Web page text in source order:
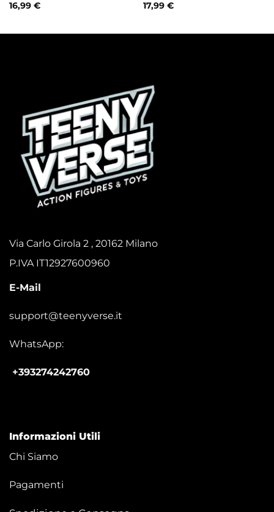
16,99 €
17,99 €
Via Carlo Girola 2 , 20162 Milano
P.IVA IT12927600960
E-Mail
support@teenyverse.it
WhatsApp:
+393274242760
Informazioni Utili
Chi Siamo
Pagamenti